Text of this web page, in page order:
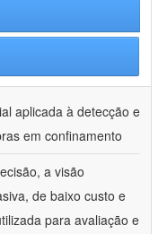
aplicada à detecção e
em confinamento
a visão
de baixo custo e
para avaliação e